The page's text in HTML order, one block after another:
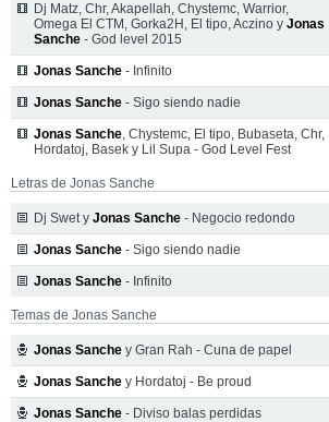
Dj Matz, Chr, Akapellah, Chystemc, Warrior,
Omega El CTM, Gorka2H, El tipo, Aczino y Jonas
Sanche - God level 2015
Jonas Sanche - Infinito
Jonas Sanche - Sigo siendo nadie
Jonas Sanche, Chystemc, El tipo, Bubaseta, Chr,
Hordatoj, Basek y Lil Supa - God Level Fest
Letras de Jonas Sanche
Dj Swet y Jonas Sanche - Negocio redondo
Jonas Sanche - Sigo siendo nadie
Jonas Sanche - Infinito
Temas de Jonas Sanche
Jonas Sanche y Gran Rah - Cuna de papel
Jonas Sanche y Hordatoj - Be proud
Jonas Sanche - Diviso balas perdidas